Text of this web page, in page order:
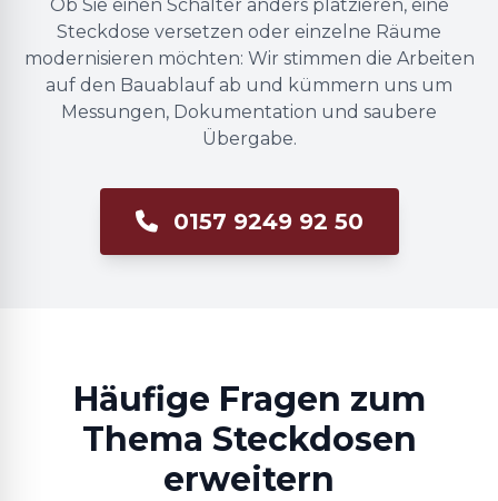
Ob Sie einen Schalter anders platzieren, eine
Steckdose versetzen oder einzelne Räume
modernisieren möchten: Wir stimmen die Arbeiten
auf den Bauablauf ab und kümmern uns um
Messungen, Dokumentation und saubere
Übergabe.
0157 9249 92 50
Häufige Fragen zum
Thema Steckdosen
erweitern